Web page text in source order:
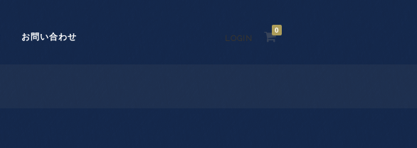
お問い合わせ LOGIN
0